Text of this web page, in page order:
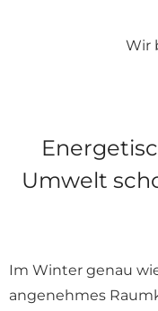
Wir
Umwelt
Im Winter genau
angenehmes